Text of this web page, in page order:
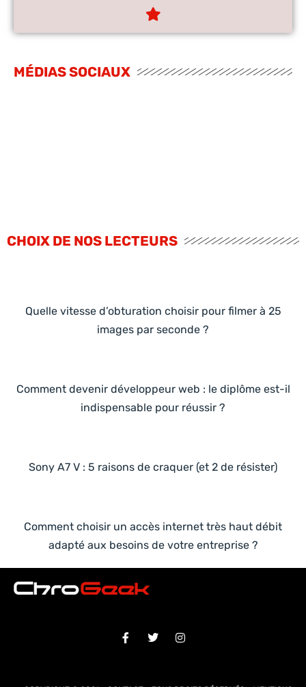
MÉDIAS SOCIAUX
CHOIX DE NOS LECTEURS
Quelle vitesse d’obturation choisir pour filmer à 25
images par seconde ?
Comment devenir développeur web : le diplôme est-il
indispensable pour réussir ?
Sony A7 V : 5 raisons de craquer (et 2 de résister)
Comment choisir un accès internet très haut débit
adapté aux besoins de votre entreprise ?